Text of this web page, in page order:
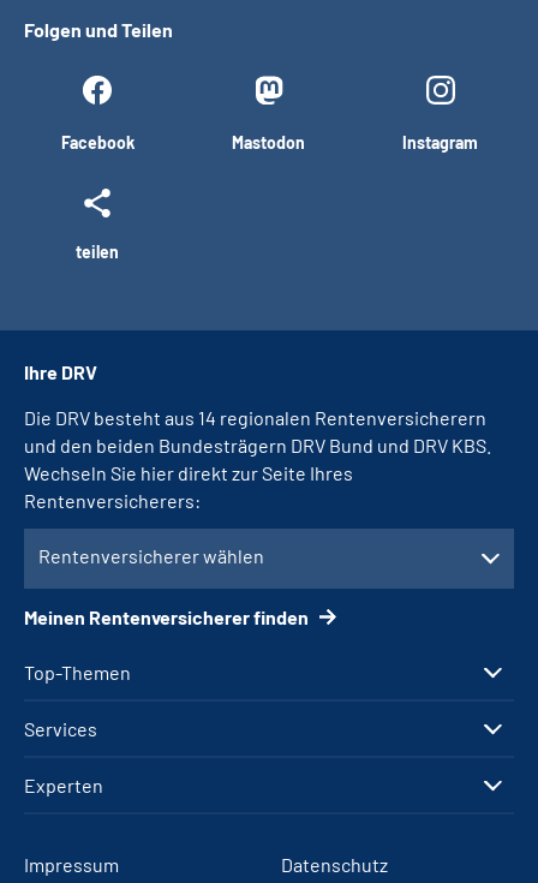
Folgen und Teilen
Facebook Mastodon Instagram
teilen
Top-Themen
Services
Experten
Ihre DRV
Die DRV besteht aus 14 regionalen Rentenversicherern
und den beiden Bundesträgern DRV Bund und DRV KBS.
Wechseln Sie hier direkt zur Seite Ihres
Rentenversicherers:
Rentenversicherer wählen
Meinen Rentenversicherer finden
Impressum Datenschutz